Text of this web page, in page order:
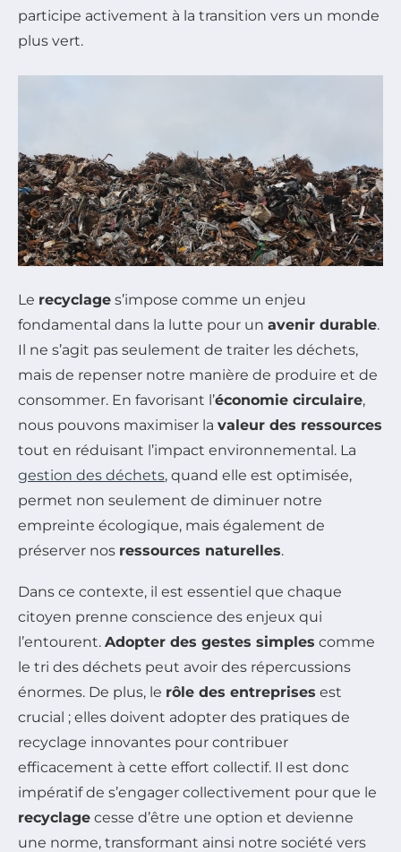
participe activement à la transition vers un monde
plus vert.
Le recyclage s’impose comme un enjeu
fondamental dans la lutte pour un avenir durable.
Il ne s’agit pas seulement de traiter les déchets,
mais de repenser notre manière de produire et de
consommer. En favorisant l’économie circulaire,
nous pouvons maximiser la valeur des ressources
tout en réduisant l’impact environnemental. La
gestion des déchets, quand elle est optimisée,
permet non seulement de diminuer notre
empreinte écologique, mais également de
préserver nos ressources naturelles.
Dans ce contexte, il est essentiel que chaque
citoyen prenne conscience des enjeux qui
l’entourent. Adopter des gestes simples comme
le tri des déchets peut avoir des répercussions
énormes. De plus, le rôle des entreprises est
crucial ; elles doivent adopter des pratiques de
recyclage innovantes pour contribuer
efficacement à cette effort collectif. Il est donc
impératif de s’engager collectivement pour que le
recyclage cesse d’être une option et devienne
une norme, transformant ainsi notre société vers